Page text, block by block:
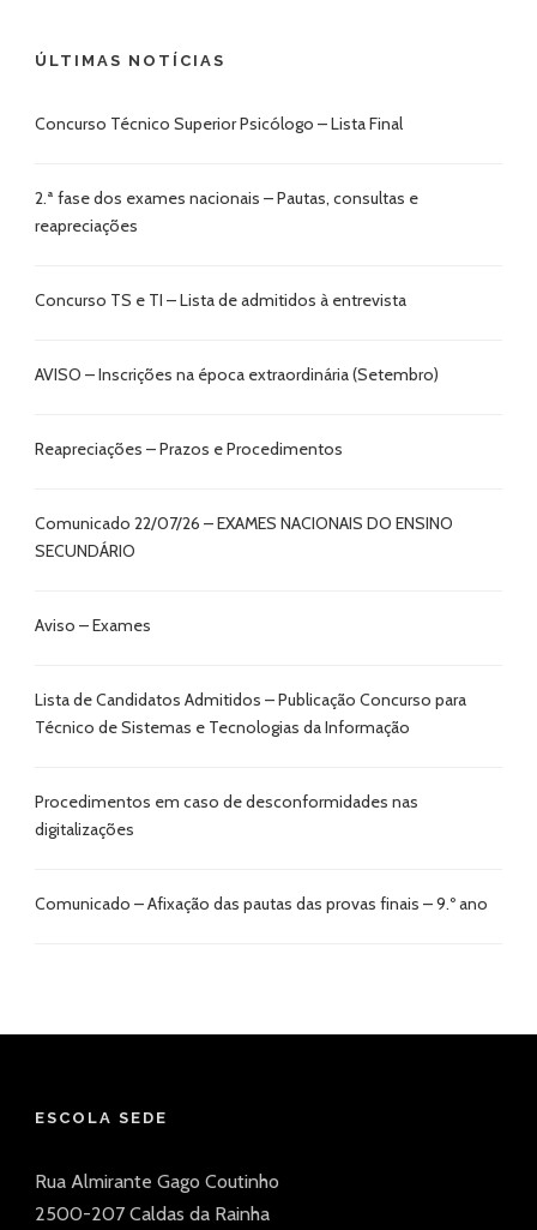
ÚLTIMAS NOTÍCIAS
Concurso Técnico Superior Psicólogo – Lista Final
2.ª fase dos exames nacionais – Pautas, consultas e
reapreciações
Concurso TS e TI – Lista de admitidos à entrevista
AVISO – Inscrições na época extraordinária (Setembro)
Reapreciações – Prazos e Procedimentos
Comunicado 22/07/26 – EXAMES NACIONAIS DO ENSINO
SECUNDÁRIO
Aviso – Exames
Lista de Candidatos Admitidos – Publicação Concurso para
Técnico de Sistemas e Tecnologias da Informação
Procedimentos em caso de desconformidades nas
digitalizações
Comunicado – Afixação das pautas das provas finais – 9.º ano
ESCOLA SEDE
Rua Almirante Gago Coutinho
2500-207 Caldas da Rainha